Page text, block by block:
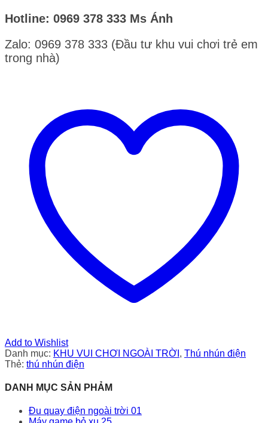
Hotline: 0969 378 333 Ms Ánh
Zalo: 0969 378 333 (Đầu tư khu vui chơi trẻ em
trong nhà)
Add to Wishlist
Danh mục: KHU VUI CHƠI NGOÀI TRỜI , Thú nhún điện
Thẻ: thú nhún điện
DANH MỤC SẢN PHẢM
Đu quay điện ngoài trời 01